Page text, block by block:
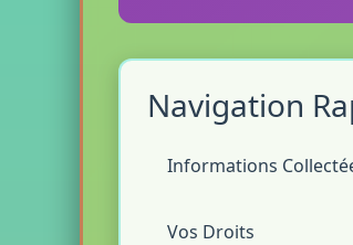
Navigation
Informations
Vos Droits